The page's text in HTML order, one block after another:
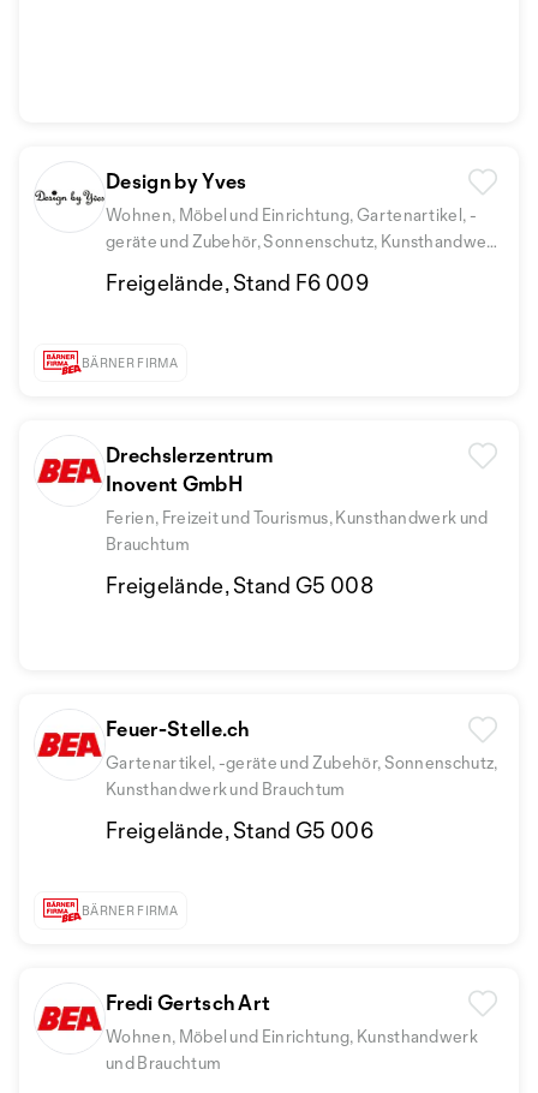
Design by Yves
Wohnen, Möbel und Einrichtung, Gartenartikel, -
geräte und Zubehör, Sonnenschutz, Kunsthandwerk
Freigelände, Stand F6 009
BÄRNER FIRMA
Drechslerzentrum
Inovent GmbH
Ferien, Freizeit und Tourismus, Kunsthandwerk und
Brauchtum
Freigelände, Stand G5 008
Feuer-Stelle.ch
Gartenartikel, -geräte und Zubehör, Sonnenschutz,
Kunsthandwerk und Brauchtum
Freigelände, Stand G5 006
BÄRNER FIRMA
Fredi Gertsch Art
Wohnen, Möbel und Einrichtung, Kunsthandwerk
und Brauchtum